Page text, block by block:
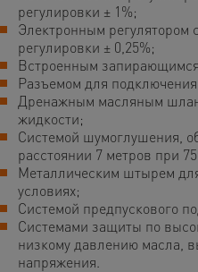
регулировки ± 1%;
Электронным регулятором
регулировки ± 0,25%;
Встроенным
Разъемом для
Дренажным масляным
жидкости;
Системой шумоглушения,
расстоянии 7 метров при
Металлическим штырем
условиях;
Системой предпускового
Системами защиты по
низкому давлению масла,
напряжения.